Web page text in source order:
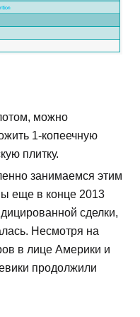
можно
1-копеечную
плитку.
занимаемся этим
еще в конце 2013
сделки,
Несмотря на
в лице Америки и
продолжили